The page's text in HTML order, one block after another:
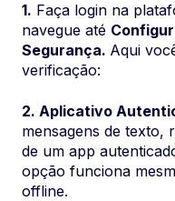
1. Faça login na
navegue até
Segurança. Aqui
verificação:
2. Aplicativo
mensagens de texto,
de um app
opção funciona
offline.